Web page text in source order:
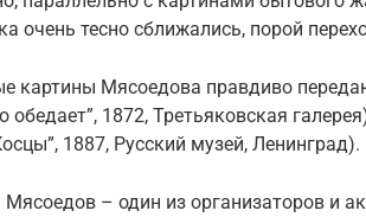
очень тесно сближались, порой
картины Мясоедова правдиво
обедает”, 1872, Третьяковская
1887, Русский музей, Ленинград).
Мясоедов – один из организаторов и